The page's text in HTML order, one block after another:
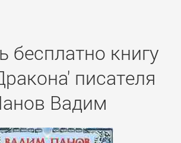
бесплатно книгу
писателя
Вадим